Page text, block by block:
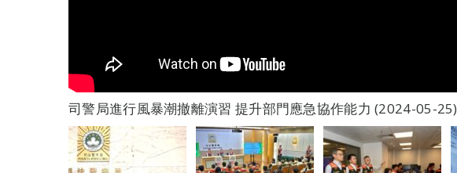
司警局進行風暴潮撤離演習 提升部門應急協作能力 (2024-05-25)